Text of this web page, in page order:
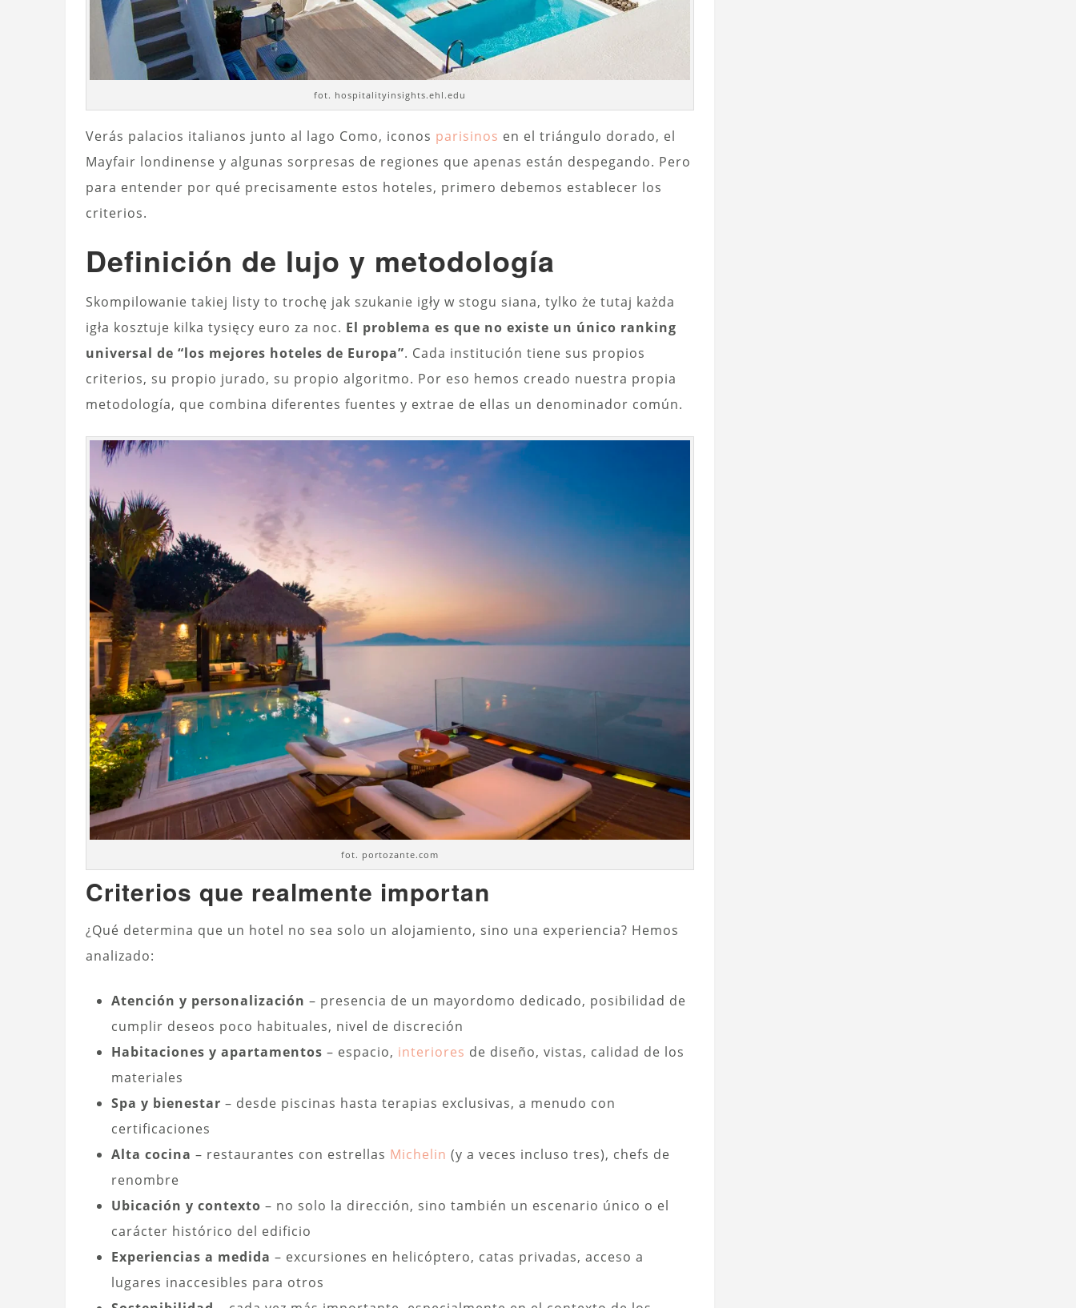
fot. hospitalityinsights.ehl.edu
Verás palacios italianos junto al lago Como, iconos parisinos en el triángulo dorado, el
Mayfair londinense y algunas sorpresas de regiones que apenas están despegando. Pero
para entender por qué precisamente estos hoteles, primero debemos establecer los
criterios.
Definición de lujo y metodología
Skompilowanie takiej listy to trochę jak szukanie igły w stogu siana, tylko że tutaj każda
igła kosztuje kilka tysięcy euro za noc. El problema es que no existe un único ranking
universal de “los mejores hoteles de Europa”. Cada institución tiene sus propios
criterios, su propio jurado, su propio algoritmo. Por eso hemos creado nuestra propia
metodología, que combina diferentes fuentes y extrae de ellas un denominador común.
fot. portozante.com
Criterios que realmente importan
¿Qué determina que un hotel no sea solo un alojamiento, sino una experiencia? Hemos
analizado:
Atención y personalización – presencia de un mayordomo dedicado, posibilidad de
cumplir deseos poco habituales, nivel de discreción
Habitaciones y apartamentos – espacio, interiores de diseño, vistas, calidad de los
materiales
Spa y bienestar – desde piscinas hasta terapias exclusivas, a menudo con
certificaciones
Alta cocina – restaurantes con estrellas Michelin (y a veces incluso tres), chefs de
renombre
Ubicación y contexto – no solo la dirección, sino también un escenario único o el
carácter histórico del edificio
Experiencias a medida – excursiones en helicóptero, catas privadas, acceso a
lugares inaccesibles para otros